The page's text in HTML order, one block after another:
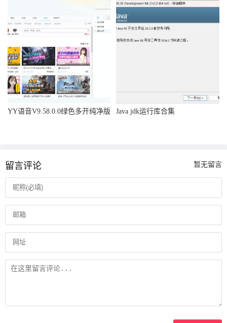
YY语音V9.58.0.0绿色多开纯净版 Java jdk运行库合集
留言评论 暂无留言